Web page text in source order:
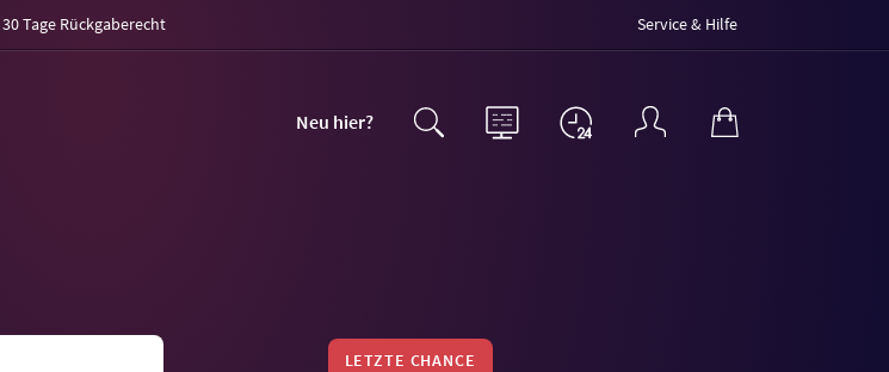
30 Tage Rückgaberecht Service & Hilfe
Neu hier?
LETZTE CHANCE